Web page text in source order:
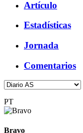
Artículo
Estadísticas
Jornada
Comentarios
PT
Bravo